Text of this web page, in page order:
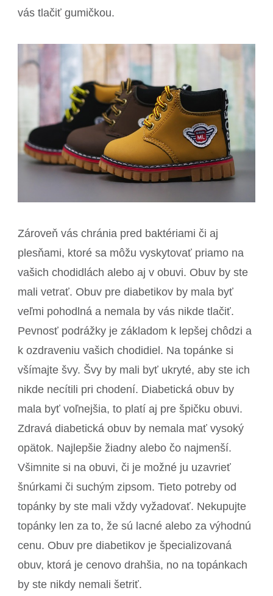
vás tlačiť gumičkou.
Zároveň vás chránia pred baktériami či aj
plesňami, ktoré sa môžu vyskytovať priamo na
vašich chodidlách alebo aj v obuvi. Obuv by ste
mali vetrať. Obuv pre diabetikov by mala byť
veľmi pohodlná a nemala by vás nikde tlačiť.
Pevnosť podrážky je základom k lepšej chôdzi a
k ozdraveniu vašich chodidiel. Na topánke si
všímajte švy. Švy by mali byť ukryté, aby ste ich
nikde necítili pri chodení. Diabetická obuv by
mala byť voľnejšia, to platí aj pre špičku obuvi.
Zdravá diabetická obuv by nemala mať vysoký
opätok. Najlepšie žiadny alebo čo najmenší.
Všimnite si na obuvi, či je možné ju uzavrieť
šnúrkami či suchým zipsom. Tieto potreby od
topánky by ste mali vždy vyžadovať. Nekupujte
topánky len za to, že sú lacné alebo za výhodnú
cenu. Obuv pre diabetikov je špecializovaná
obuv, ktorá je cenovo drahšia, no na topánkach
by ste nikdy nemali šetriť.